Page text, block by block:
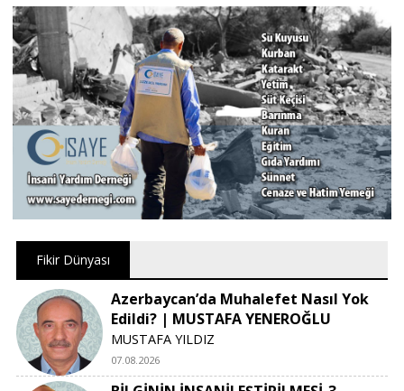
Fikir Dünyası
Azerbaycan’da Muhalefet Nasıl Yok
Edildi? | MUSTAFA YENEROĞLU
MUSTAFA YILDIZ
07.08.2026